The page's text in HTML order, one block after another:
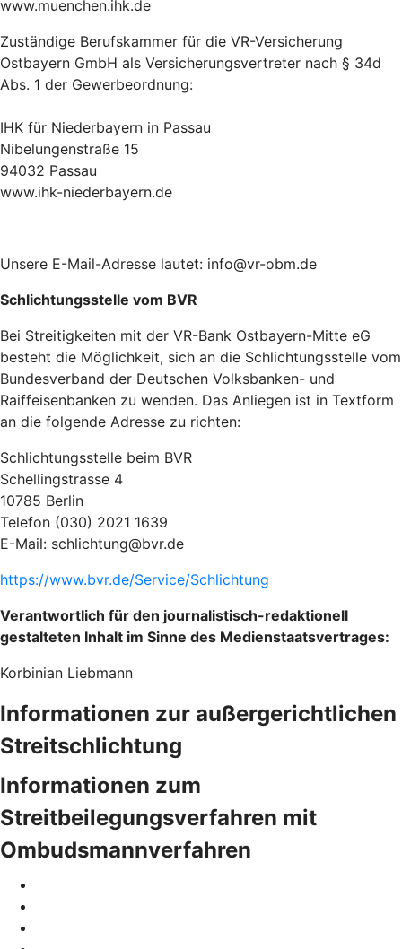
www.muenchen.ihk.de
Zuständige Berufskammer für die VR-Versicherung
Ostbayern GmbH als Versicherungsvertreter nach § 34d
Abs. 1 der Gewerbeordnung:
IHK für Niederbayern in Passau
Nibelungenstraße 15
94032 Passau
www.ihk-niederbayern.de
Unsere E-Mail-Adresse lautet: info@vr-obm.de
Schlichtungsstelle vom BVR
Bei Streitigkeiten mit der VR-Bank Ostbayern-Mitte eG
besteht die Möglichkeit, sich an die Schlichtungsstelle vom
Bundesverband der Deutschen Volksbanken- und
Raiffeisenbanken zu wenden. Das Anliegen ist in Textform
an die folgende Adresse zu richten:
Schlichtungsstelle beim BVR
Schellingstrasse 4
10785 Berlin
Telefon (030) 2021 1639
E-Mail: schlichtung@bvr.de
https://www.bvr.de/Service/Schlichtung
Verantwortlich für den journalistisch-redaktionell
gestalteten Inhalt im Sinne des Medienstaatsvertrages:
Korbinian Liebmann
Informationen zur außergerichtlichen
Streitschlichtung
Informationen zum
Streitbeilegungsverfahren mit
Ombudsmannverfahren